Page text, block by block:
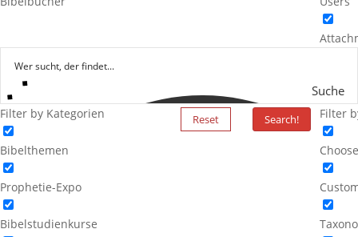
Suche
Filter by Kategorien
Bibelthemen
Prophetie-Expo
Bibelstudienkurse
Reset Search! Filter